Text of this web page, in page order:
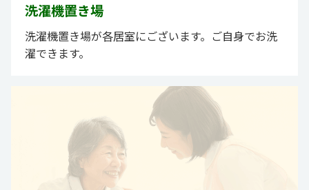
洗濯機置き場
洗濯機置き場が各居室にございます。ご自身でお洗
濯できます。